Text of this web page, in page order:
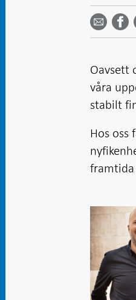
Dela
email -
Öppnas
Dela på
Facebook
- Öppnas
-
Oavsett
våra
stabilt
Hos